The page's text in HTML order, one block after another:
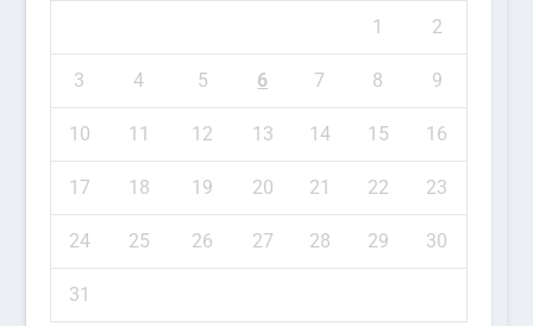
1 2
3 4 5 6 7 8 9
10 11 12 13 14 15 16
17 18 19 20 21 22 23
24 25 26 27 28 29 30
31